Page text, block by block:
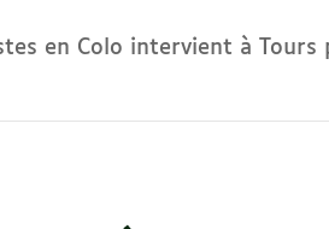
en Colo intervient à